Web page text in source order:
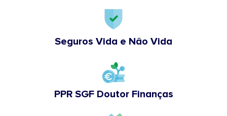
Seguros Vida e Não Vida
PPR SGF Doutor Finanças